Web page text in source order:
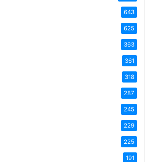
643
625
363
361
318
287
245
229
225
191